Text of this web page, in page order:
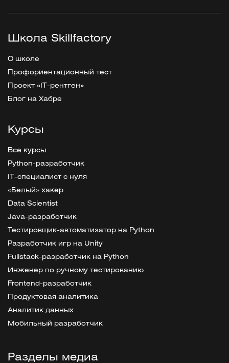
Школа Skillfactory
О школе
Профориентационный тест
Проект «IT-рентген»
Блог на Хабре
Курсы
Все курсы
Python-разработчик
IT-специалист с нуля
«Белый» хакер
Data Scientist
Java-разработчик
Тестировщик-автоматизатор на Python
Разработчик игр на Unity
Fullstack-разработчик на Python
Инженер по ручному тестированию
Frontend-разработчик
Продуктовая аналитика
Аналитик данных
Мобильный разработчик
Разделы медиа